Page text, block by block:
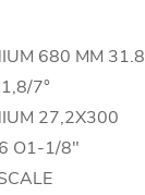
680 MM 31.8
7°
27,2X300
O1-1/8"